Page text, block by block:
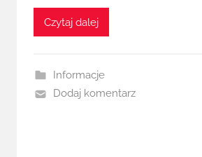
Czytaj dalej
Informacje
Dodaj komentarz